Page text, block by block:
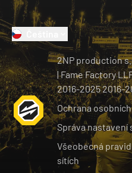
2NP production
| Fame Factory
2016-20252016-
Ochrana
Správa nastavení
Všeobecná
sítích